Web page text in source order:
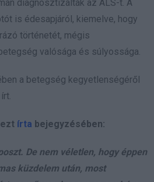
diagnosztizálták az ALS-t. A
is édesapjáról, kiemelve, hogy
történetét, mégis
valósága és súlyossága.
a betegség kegyetlenségéről
írta bejegyzésében:
De nem véletlen, hogy éppen
küzdelem után, most